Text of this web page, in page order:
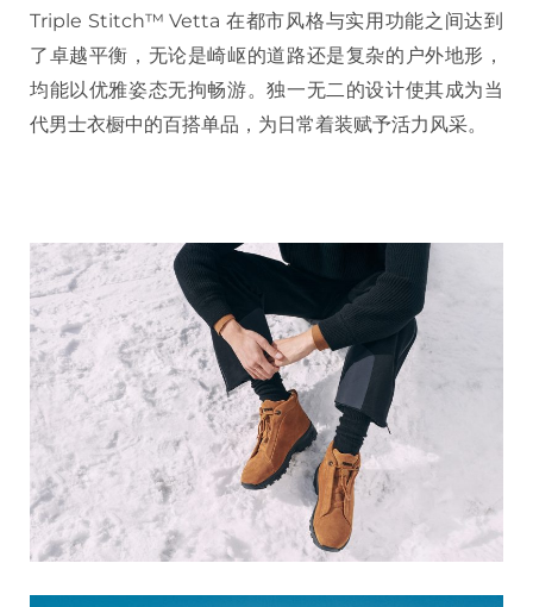
Triple Stitch™ Vetta 在都市风格与实用功能之间达到
了卓越平衡，无论是崎岖的道路还是复杂的户外地形，
均能以优雅姿态无拘畅游。独一无二的设计使其成为当
代男士衣橱中的百搭单品，为日常着装赋予活力风采。